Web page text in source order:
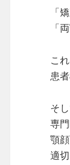
「
「
これ
患
そ
専
顎
適